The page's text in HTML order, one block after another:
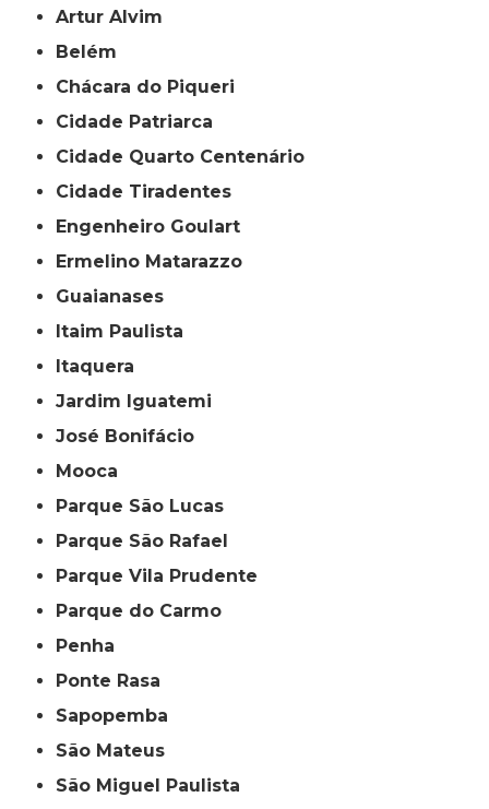
Artur Alvim
Belém
Chácara do Piqueri
Cidade Patriarca
Cidade Quarto Centenário
Cidade Tiradentes
Engenheiro Goulart
Ermelino Matarazzo
Guaianases
Itaim Paulista
Itaquera
Jardim Iguatemi
José Bonifácio
Mooca
Parque São Lucas
Parque São Rafael
Parque Vila Prudente
Parque do Carmo
Penha
Ponte Rasa
Sapopemba
São Mateus
São Miguel Paulista